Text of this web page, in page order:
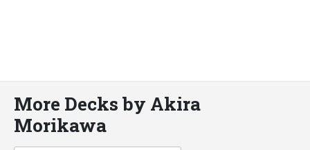
More Decks by Akira
Morikawa